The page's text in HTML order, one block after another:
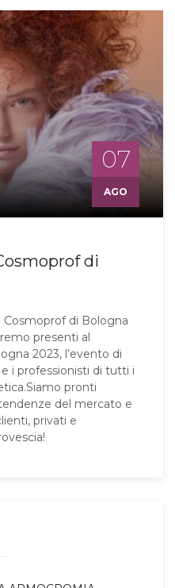
07
AGO
di
di Bologna
presenti al
2023, l’evento di
i professionisti di tutti i
pronti
del mercato e
privati e